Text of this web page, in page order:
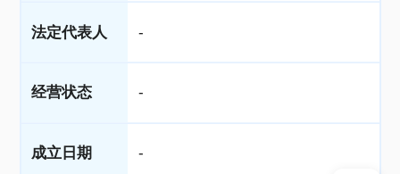
法定代表人 -
经营状态 -
成立日期 -